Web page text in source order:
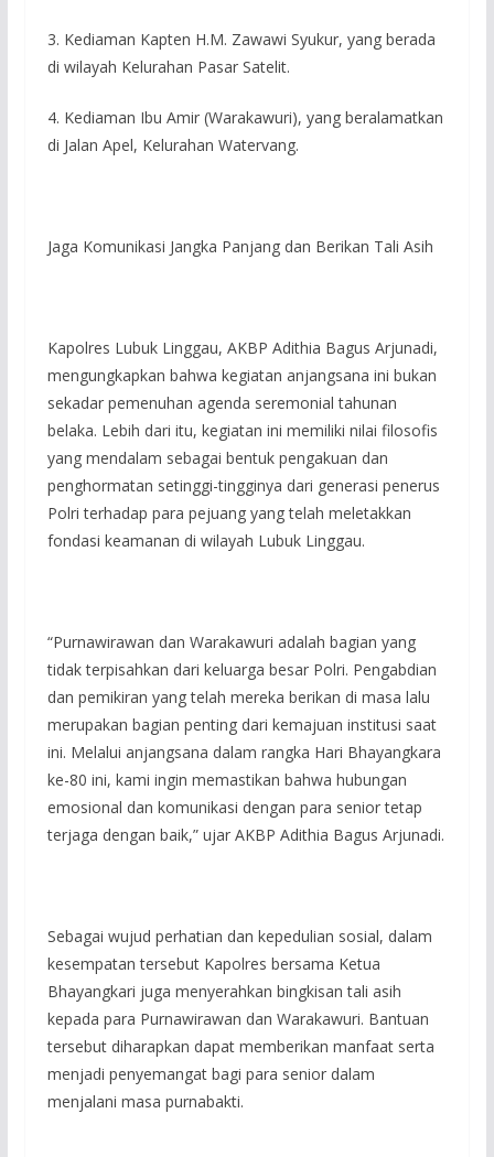
3. Kediaman Kapten H.M. Zawawi Syukur, yang berada
di wilayah Kelurahan Pasar Satelit.
4. Kediaman Ibu Amir (Warakawuri), yang beralamatkan
di Jalan Apel, Kelurahan Watervang.
Jaga Komunikasi Jangka Panjang dan Berikan Tali Asih
Kapolres Lubuk Linggau, AKBP Adithia Bagus Arjunadi,
mengungkapkan bahwa kegiatan anjangsana ini bukan
sekadar pemenuhan agenda seremonial tahunan
belaka. Lebih dari itu, kegiatan ini memiliki nilai filosofis
yang mendalam sebagai bentuk pengakuan dan
penghormatan setinggi-tingginya dari generasi penerus
Polri terhadap para pejuang yang telah meletakkan
fondasi keamanan di wilayah Lubuk Linggau.
“Purnawirawan dan Warakawuri adalah bagian yang
tidak terpisahkan dari keluarga besar Polri. Pengabdian
dan pemikiran yang telah mereka berikan di masa lalu
merupakan bagian penting dari kemajuan institusi saat
ini. Melalui anjangsana dalam rangka Hari Bhayangkara
ke-80 ini, kami ingin memastikan bahwa hubungan
emosional dan komunikasi dengan para senior tetap
terjaga dengan baik,” ujar AKBP Adithia Bagus Arjunadi.
Sebagai wujud perhatian dan kepedulian sosial, dalam
kesempatan tersebut Kapolres bersama Ketua
Bhayangkari juga menyerahkan bingkisan tali asih
kepada para Purnawirawan dan Warakawuri. Bantuan
tersebut diharapkan dapat memberikan manfaat serta
menjadi penyemangat bagi para senior dalam
menjalani masa purnabakti.